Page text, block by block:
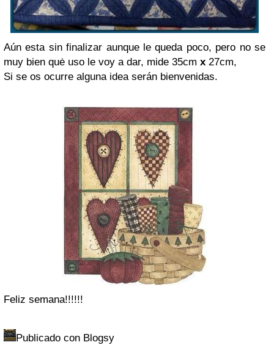
Aún esta sin finalizar aunque le queda poco, pero no se
muy bien quė uso le voy a dar, mide 35cm x 27cm,
Si se os ocurre alguna idea serán bienvenidas.
Feliz semana!!!!!!
Publicado con Blogsy